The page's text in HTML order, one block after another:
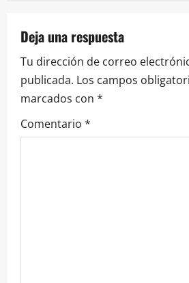
a
c
i
ó
Deja una respuesta
Tu dirección de correo
publicada. Los campos
marcados con *
Comentario *